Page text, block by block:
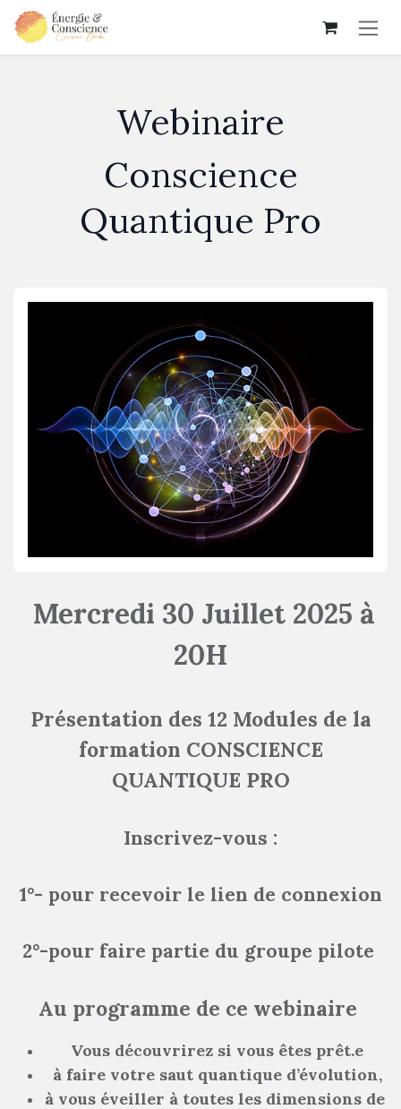
Se rendre au contenu
Webinaire
Conscience
Quantique Pro
Mercredi 30 Juillet 2025 à
20H
Présentation des 12 Modules de la
formation CONSCIENCE
QUANTIQUE PRO
Inscrivez-vous :
1°- pour recevoir le lien de connexion
2°-pour faire partie du groupe pilote
Au programme de ce webinaire
Vous découvrirez si vous êtes prêt.e
à faire votre saut quantique d’évolution,
à vous éveiller à toutes les dimensions de